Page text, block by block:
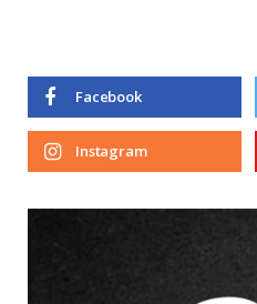
Facebook
Instagram